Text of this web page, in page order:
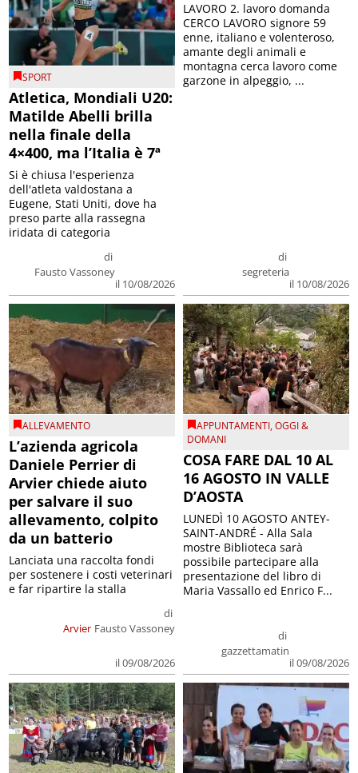
SPORT
Atletica, Mondiali U20:
Matilde Abelli brilla
nella finale della
4×400, ma l’Italia è 7ª
di
Fausto Vassoney
il 10/08/2026
Si è chiusa l'esperienza
dell'atleta valdostana a
Eugene, Stati Uniti, dove ha
preso parte alla rassegna
iridata di categoria
di
segreteria
il 10/08/2026
LAVORO 2. lavoro domanda
CERCO LAVORO signore 59
enne, italiano e volenteroso,
amante degli animali e
montagna cerca lavoro come
garzone in alpeggio, ...
ALLEVAMENTO
L’azienda agricola
Daniele Perrier di
Arvier chiede aiuto
per salvare il suo
allevamento, colpito
da un batterio
Arvier
di
Fausto Vassoney
il 09/08/2026
Lanciata una raccolta fondi
per sostenere i costi veterinari
e far ripartire la stalla
APPUNTAMENTI,OGGI &
DOMANI
COSA FARE DAL 10 AL
16 AGOSTO IN VALLE
D’AOSTA
di
gazzettamatin
il 09/08/2026
LUNEDÌ 10 AGOSTO ANTEY-
SAINT-ANDRÉ - Alla Sala
mostre Biblioteca sarà
possibile partecipare alla
presentazione del libro di
Maria Vassallo ed Enrico F...